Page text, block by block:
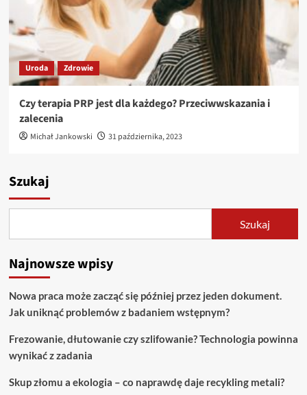
Uroda Zdrowie
Czy terapia PRP jest dla każdego? Przeciwwskazania i
zalecenia
Michał Jankowski 31 października, 2023
Szukaj
Szukaj
Najnowsze wpisy
Nowa praca może zacząć się później przez jeden dokument.
Jak uniknąć problemów z badaniem wstępnym?
Frezowanie, dłutowanie czy szlifowanie? Technologia powinna
wynikać z zadania
Skup złomu a ekologia – co naprawdę daje recykling metali?